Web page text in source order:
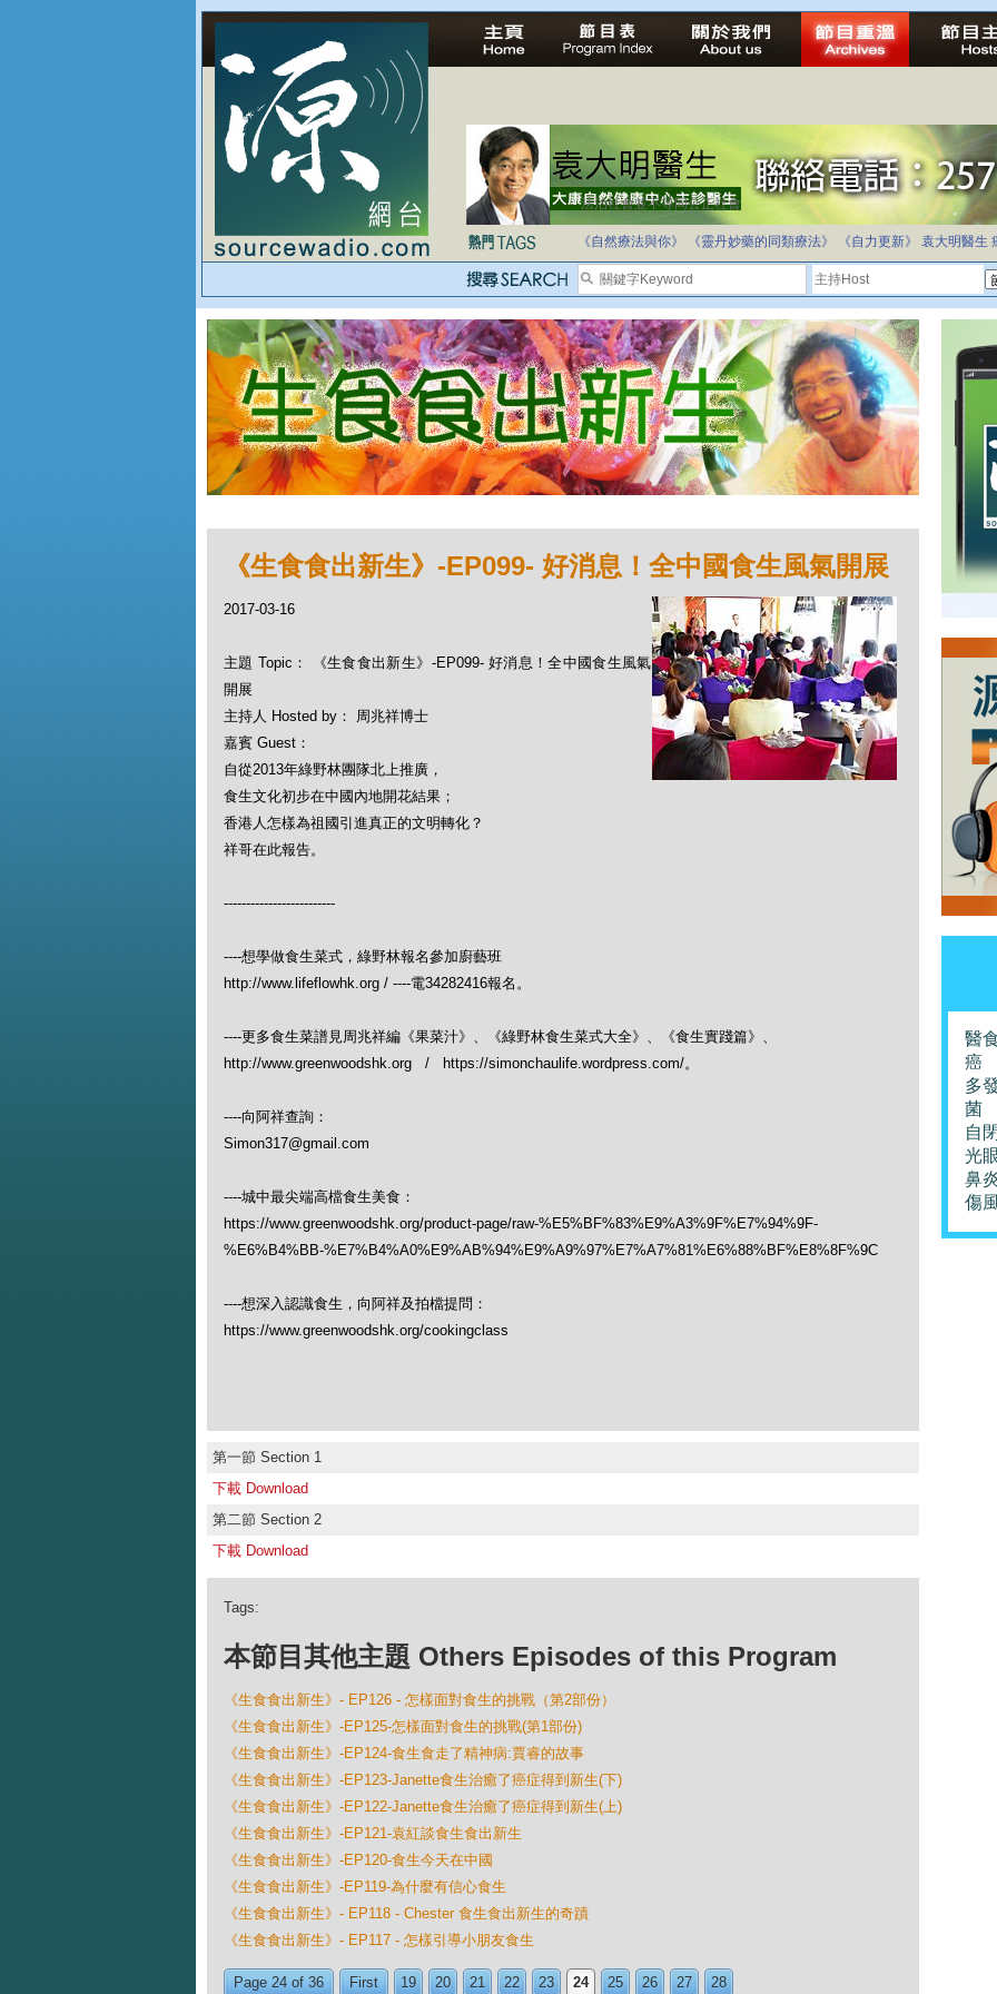
法治社會並不等同公正社會
自家教育合法化-推動多元化教育，全民學卷制
《自然療法與你》
《靈丹妙藥的同類療法》 《自力更新》 袁大明醫生
《生食食出新生》-EP099- 好消息！全中國食生風氣開展
2017-03-16
主題 Topic： 《生食食出新生》-EP099- 好消息！全中國食生風氣
開展
主持人 Hosted by： 周兆祥博士
嘉賓 Guest：
自從2013年綠野林團隊北上推廣，
食生文化初步在中國內地開花結果；
香港人怎樣為祖國引進真正的文明轉化？
祥哥在此報告。
-------------------------
----想學做食生菜式，綠野林報名參加廚藝班
http://www.lifeflowhk.org / ----電34282416報名。
----更多食生菜譜見周兆祥編《果菜汁》、《綠野林食生菜式大全》、《食生實踐篇》、
http://www.greenwoodshk.org / https://simonchaulife.wordpress.com/。
----向阿祥查詢：
Simon317@gmail.com
----城中最尖端高檔食生美食：
https://www.greenwoodshk.org/product-page/raw-%E5%BF%83%E9%A3%9F%E7%94%9F-
%E6%B4%BB-%E7%B4%A0%E9%AB%94%E9%A9%97%E7%A7%81%E6%88%BF%E8%8F%9C
----想深入認識食生，向阿祥及拍檔提問：
https://www.greenwoodshk.org/cookingclass
第一節 Section 1
下載 Download
第二節 Section 2
下載 Download
Tags:
本節目其他主題 Others Episodes of this Program
《生食食出新生》- EP126 - 怎樣面對食生的挑戰（第2部份）
《生食食出新生》-EP125-怎樣面對食生的挑戰(第1部份)
《生食食出新生》-EP124-食生食走了精神病:賈睿的故事
《生食食出新生》-EP123-Janette食生治癒了癌症得到新生(下)
《生食食出新生》-EP122-Janette食生治癒了癌症得到新生(上)
《生食食出新生》-EP121-袁紅談食生食出新生
《生食食出新生》-EP120-食生今天在中國
《生食食出新生》-EP119-為什麼有信心食生
《生食食出新生》- EP118 - Chester 食生食出新生的奇蹟
《生食食出新生》- EP117 - 怎樣引導小朋友食生
Page 24 of 36 First 19 20 21 22 23 24 25 26 27 28
醫
癌
多
菌
自
光
鼻
傷